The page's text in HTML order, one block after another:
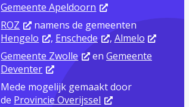
Gemeente Apeldoorn
ROZ
namens de gemeenten
Hengelo
, Enschede , Almelo
Gemeente Zwolle
en Gemeente
Deventer
Mede mogelijk gemaakt door
de Provincie Overijssel